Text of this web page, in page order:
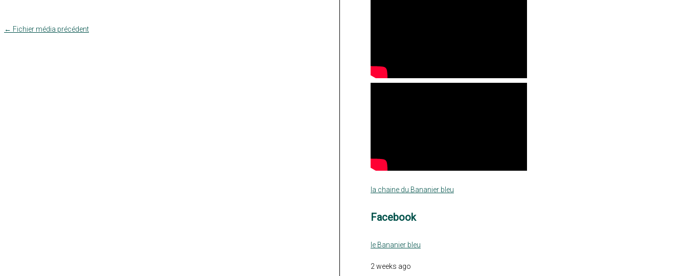
← Fichier média précédent
la chaine du Bananier bleu
Facebook
le Bananier bleu
2 weeks ago